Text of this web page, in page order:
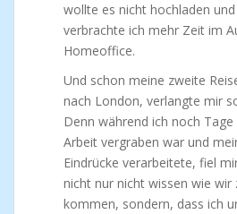
wollte es nicht hochladen
verbrachte ich mehr Zeit im
Homeoffice.
Und schon meine zweite
nach London, verlangte mir
Denn während ich noch
Arbeit vergraben war und
Eindrücke verarbeitete, fiel
nicht nur nicht wissen wie wir
kommen, sondern, dass ich